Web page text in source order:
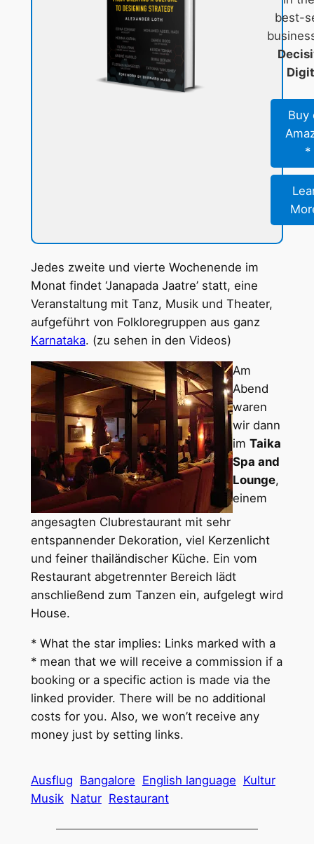
best-
Buy
Jedes zweite und vierte Wochenende im
Monat findet ‘Janapada Jaatre’ statt, eine
Veranstaltung mit Tanz, Musik und Theater,
aufgeführt von Folkloregruppen aus ganz
Karnataka. (zu sehen in den Videos)
Am
Abend
waren
wir dann
im Taika
Spa and
Lounge,
einem
angesagten Clubrestaurant mit sehr
entspannender Dekoration, viel Kerzenlicht
und feiner thailändischer Küche. Ein vom
Restaurant abgetrennter Bereich lädt
anschließend zum Tanzen ein, aufgelegt wird
House.
* What the star implies: Links marked with a
* mean that we will receive a commission if a
booking or a specific action is made via the
linked provider. There will be no additional
costs for you. Also, we won’t receive any
money just by setting links.
Ausflug Bangalore English language Kultur
Musik Natur Restaurant